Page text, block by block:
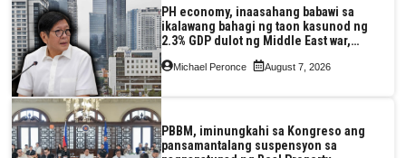
PH economy, inaasahang babawi sa
ikalawang bahagi ng taon kasunod ng
2.3% GDP dulot ng Middle East war,
pagkaantala ng public construction
Michael Peronce August 7, 2026
PBBM, iminungkahi sa Kongreso ang
pansamantalang suspensyon sa